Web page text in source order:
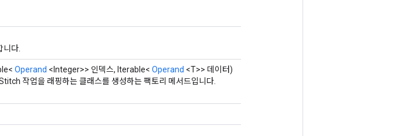
니다.
Operand <Integer>> 인덱스, Iterable< Operand <T>> 데이터)
작업을 래핑하는 클래스를 생성하는 팩토리 메서드입니다.